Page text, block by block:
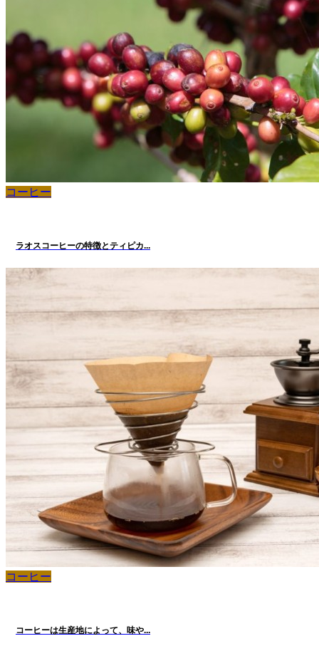
コーヒー
ラオスコーヒーの特徴とティピカ...
コーヒー
コーヒーは生産地によって、味や...